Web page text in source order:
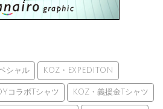
シャル KOZ・EXPEDITON
コラボTシャツ KOZ・義援金Tシャツ